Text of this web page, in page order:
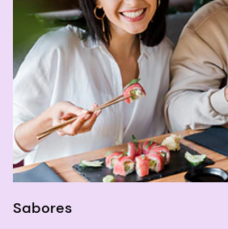
Sabores